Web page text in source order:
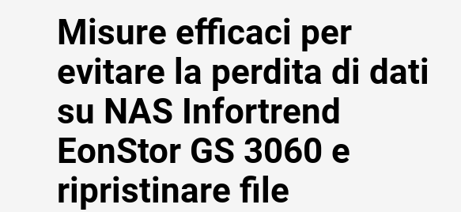
Misure efficaci per
evitare la perdita di dati
su NAS Infortrend
EonStor GS 3060 e
ripristinare file